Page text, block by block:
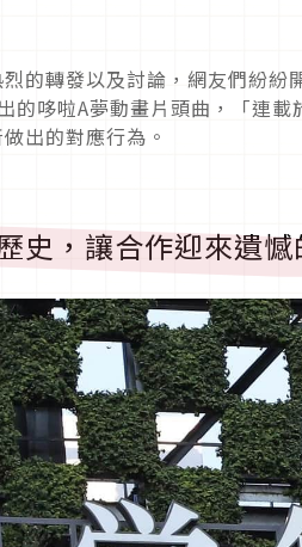
的轉發以及討論，網友們紛紛
的哆啦A夢動畫片頭曲，「連
出的對應行為。
史，讓合作迎來遺憾